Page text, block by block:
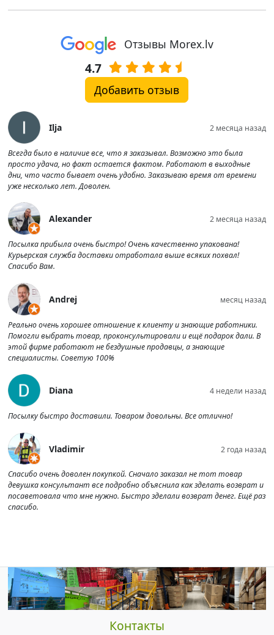
Отзывы Morex.lv
4.7
Добавить отзыв
Ilja 2 месяца назад
Всегда было в наличие все, что я заказывал. Возможно это была
просто удача, но факт остается фактом. Работают в выходные
дни, что часто бывает очень удобно. Заказываю время от времени
уже несколько лет. Доволен.
Alexander 2 месяца назад
Посылка прибыла очень быстро! Очень качественно упакована!
Курьерская служба доставки отработала выше всяких похвал!
Спасибо Вам.
Andrej месяц назад
Реально очень хорошее отношение к клиенту и знающие работники.
Помогли выбрать товар, проконсультировали и ещё подарок дали. В
этой фирме работают не бездушные продавцы, а знающие
специалисты. Советую 100%
Diana 4 недели назад
Посылку быстро доставили. Товаром довольны. Все отлично!
Vladimir 2 года назад
Спасибо очень доволен покупкой. Сначало заказал не тот товар
девушка консультант все подробно объяснила как зделать возврат и
посаветовала что мне нужно. Быстро зделали возврат денег. Ещё раз
спасибо.
Контакты